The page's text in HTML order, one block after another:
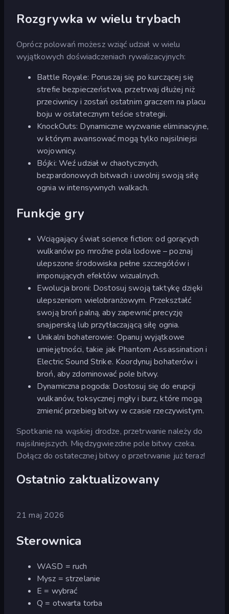
Rozgrywka w wielu trybach
Oprócz polowań możesz wziąć udział w wielu
wyjątkowych doświadczeniach rywalizacyjnych:
Battle Royale: Poruszaj się po kurczącej się
strefie bezpieczeństwa, przetrwaj dłużej niż
przeciwnicy i zostań ostatnim graczem na placu
boju w ostatecznym teście strategii.
KnockOuts: Dynamiczne wyzwanie eliminacyjne,
w którym awansować mogą tylko najsilniejsi
wojownicy.
Bójki: Weź udział w chaotycznych,
bezpardonowych bitwach i uwolnij swoją siłę
ognia w intensywnych walkach.
Funkcje gry
Wciągający świat science fiction: od gorących
wulkanów po mroźne pola lodowe – poznaj
ulepszone środowiska pełne szczegółów i
imponujących efektów wizualnych.
Ewolucja broni: Dostosuj swoją taktykę dzięki
ulepszeniom wielobranżowym. Przekształć
swoją broń palną, aby zapewnić precyzję
snajperską lub przytłaczającą siłę ognia.
Unikalni bohaterowie: Opanuj wyjątkowe
umiejętności, takie jak Phantom Assassination i
Electric Sound Strike. Koordynuj bohaterów i
broń, aby zdominować pole bitwy.
Dynamiczna pogoda: Dostosuj się do erupcji
wulkanów, toksycznej mgły i burz, które mogą
zmienić przebieg bitwy w czasie rzeczywistym.
Spotkanie na wąskiej drodze, przetrwanie należy do
najsilniejszych. Międzygwiezdne pole bitwy czeka.
Dołącz do ostatecznej bitwy o przetrwanie już teraz!
Ostatnio zaktualizowany
21 maj 2026
Sterownica
WASD = ruch
Mysz = strzelanie
E = wybrać
Q = otwarta torba